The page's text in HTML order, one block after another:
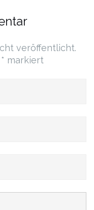
veröffentlicht.
* markiert